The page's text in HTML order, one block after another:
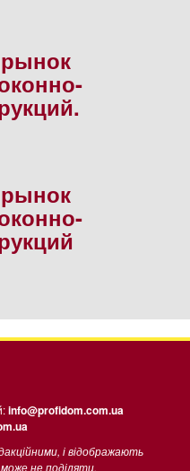
info@profidom.com.ua
і відображають
не поділяти.